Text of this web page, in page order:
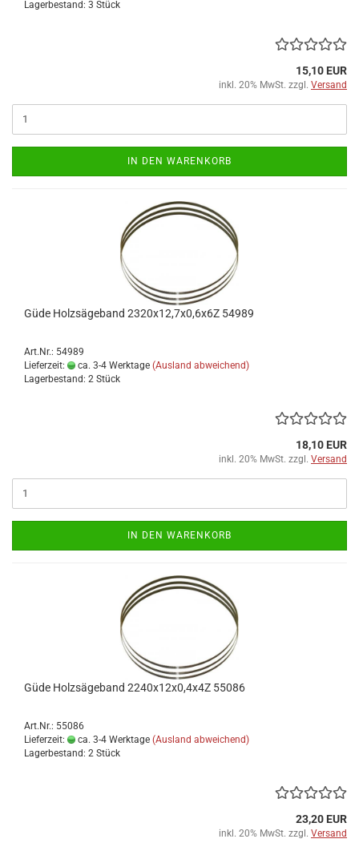
Lagerbestand: 3 Stück
15,10 EUR
inkl. 20% MwSt. zzgl. Versand
IN DEN WARENKORB
Güde Holzsägeband 2320x12,7x0,6x6Z 54989
Art.Nr.: 54989
Lieferzeit:
ca. 3-4 Werktage (Ausland abweichend)
Lagerbestand: 2 Stück
18,10 EUR
inkl. 20% MwSt. zzgl. Versand
IN DEN WARENKORB
Güde Holzsägeband 2240x12x0,4x4Z 55086
Art.Nr.: 55086
Lieferzeit:
ca. 3-4 Werktage (Ausland abweichend)
Lagerbestand: 2 Stück
23,20 EUR
inkl. 20% MwSt. zzgl. Versand